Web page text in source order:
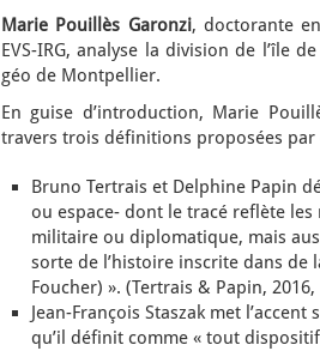
Marie Pouillès Garonzi, doctorante
EVS-IRG, analyse la division de l’île
géo de Montpellier.
En guise d’introduction, Marie
travers trois définitions proposées
Bruno Tertrais et Delphine Papin
ou espace- dont le tracé reflète
militaire ou diplomatique, mais
sorte de l’histoire inscrite dans de
Foucher) ». (Tertrais & Papin, 2016,
Jean-François Staszak met
qu’il définit comme « tout